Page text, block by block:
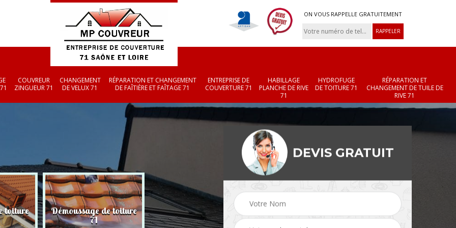
ON VOUS RAPPELLE GRATUITEMENT
COUVREUR
ZINGUEUR 71
CHANGEMENT
DE VELUX 71
RÉPARATION ET CHANGEMENT
DE FAÎTIÈRE ET FAÎTAGE 71
ENTREPRISE DE
COUVERTURE 71
HABILLAGE
PLANCHE DE RIVE
71
HYDROFUGE
DE TOITURE 71
RÉPARATION ET
CHANGEMENT DE TUILE DE
RIVE 71
toiture Démoussage de toiture
71 Couvreur zingueur 71 Changement de velux
71
Réparation et
changement de
et faîtage 71
DEVIS GRATUIT